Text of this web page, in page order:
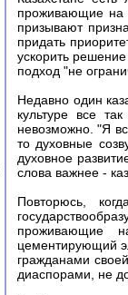
проживающие на
призывают
придать
ускорить
подход "не
Недавно один
культуре все
невозможно. "Я
то духовные
духовное
слова важнее -
Повторюсь,
проживающие
цементирующий
гражданами
диаспорами, не